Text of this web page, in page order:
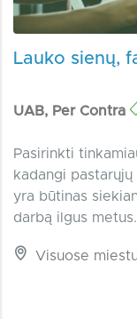
Lauko sienų,
UAB, Per Contra
Pasirinkti
kadangi pastarųjų
yra būtinas
darbą ilgus
Visuose